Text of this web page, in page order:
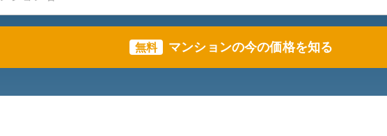
無料 マンションの今の価格を知る